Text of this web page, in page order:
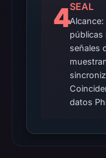
4SEAL
Alcance:
públicas
señales
datos